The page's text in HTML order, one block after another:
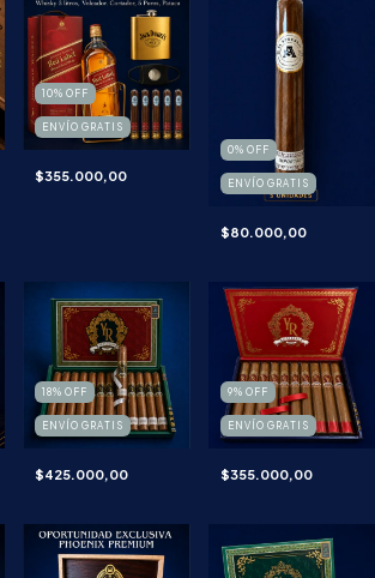
10%OFF
ENVÍO GRATIS
$355.000,00
0% OFF
ENVÍO GRATIS
$80.000,00
18%OFF
ENVÍO GRATIS
$425.000,00
9% OFF
ENVÍO GRATIS
$355.000,00